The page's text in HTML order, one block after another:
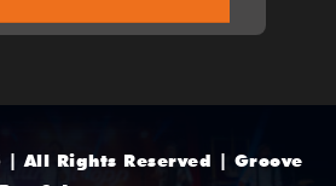
All Rights Reserved | Groove